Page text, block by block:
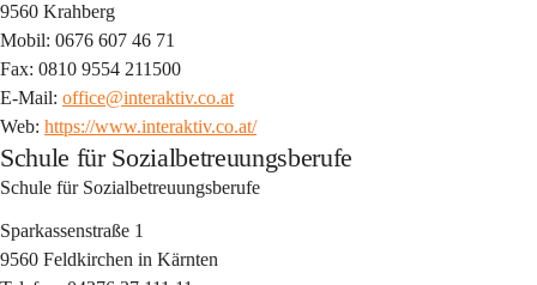
9560 Krahberg
Mobil: 0676 607 46 71
Fax: 0810 9554 211500
E-Mail: office@interaktiv.co.at
Web: https://www.interaktiv.co.at/
Schule für Sozialbetreuungsberufe
Schule für Sozialbetreuungsberufe
Sparkassenstraße 1
9560 Feldkirchen in Kärnten